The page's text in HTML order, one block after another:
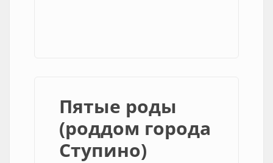
Пятые роды
(роддом города
Ступино)